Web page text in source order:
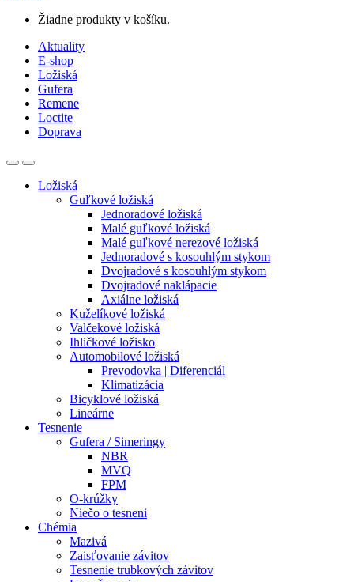
Žiadne produkty v košíku.
Aktuality
E-shop
Ložiská
Gufera
Remene
Loctite
Doprava
Ložiská
Guľkové ložiská
Jednoradové ložiská
Malé guľkové ložiská
Malé guľkové nerezové ložiská
Jednoradové s kosouhlým stykom
Dvojradové s kosouhlým stykom
Dvojradové naklápacie
Axiálne ložiská
Kuželíkové ložiská
Valčekové ložiská
Ihličkové ložisko
Automobilové ložiská
Prevodovka | Diferenciál
Klimatizácia
Bicyklové ložiská
Lineárne
Tesnenie
Gufera / Simeringy
NBR
MVQ
FPM
O-krúžky
Niečo o tesneni
Chémia
Mazivá
Zaisťovanie závitov
Tesnenie trubkových závitov